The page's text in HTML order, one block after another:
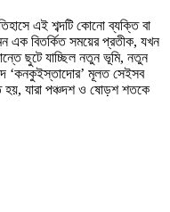
এই শব্দটি কোনো ব্যক্তি বা
এক বিতর্কিত সময়ের প্রতীক, যখন
ছুটে যাচ্ছিল নতুন ভূমি, নতুন
‘কনকুইস্তাদোর’ মূলত সেইসব
হয়, যারা পঞ্চদশ ও ষোড়শ শতকে